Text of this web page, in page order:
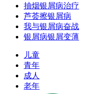
抽烟银屑病治疗
芦荟擦银屑病
我与银屑病奋战
银屑病银屑变薄
儿童
青年
成人
老年